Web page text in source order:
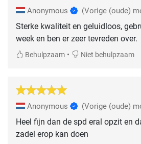
Anonymous (Vorige (oude)
Sterke kwaliteit en geluidloos,
week en ben er zeer tevreden over.
Behulpzaam • Niet behulpzaam
Anonymous (Vorige (oude)
Heel fijn dan de spd eral opzit en
zadel erop kan doen